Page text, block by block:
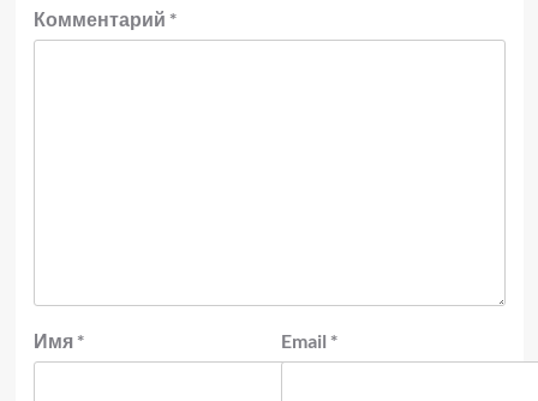
Комментарий *
Имя * Email *